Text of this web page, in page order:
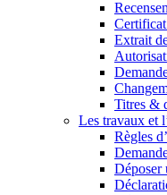
Extrait
Titres &
Les travaux et
Règles
Déposer